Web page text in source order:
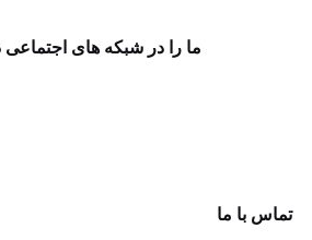
ما را در شبکه های اجتماعی
با ما